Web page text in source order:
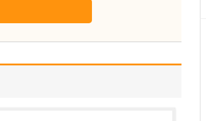
稲村クリニック アレルギー・呼吸器内科
稲村 弘明院長取材記事